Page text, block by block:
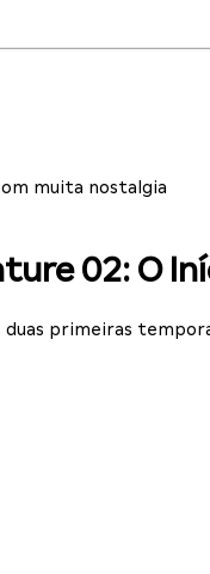
muita nostalgia
02: O
primeiras